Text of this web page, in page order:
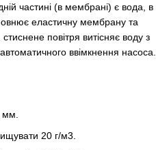
частині (в мембрані) є вода, в
еластичну мембрану та
повітря витісняє воду з
ввімкнення насоса.
мм.
20 г/м3.